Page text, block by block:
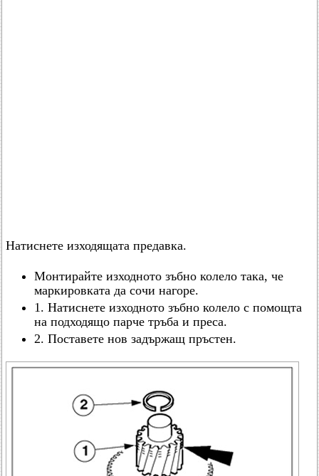
Натиснете изходящата предавка.
Монтирайте изходното зъбно колело така, че
маркировката да сочи нагоре.
1. Натиснете изходното зъбно колело с помощта
на подходящо парче тръба и преса.
2. Поставете нов задържащ пръстен.